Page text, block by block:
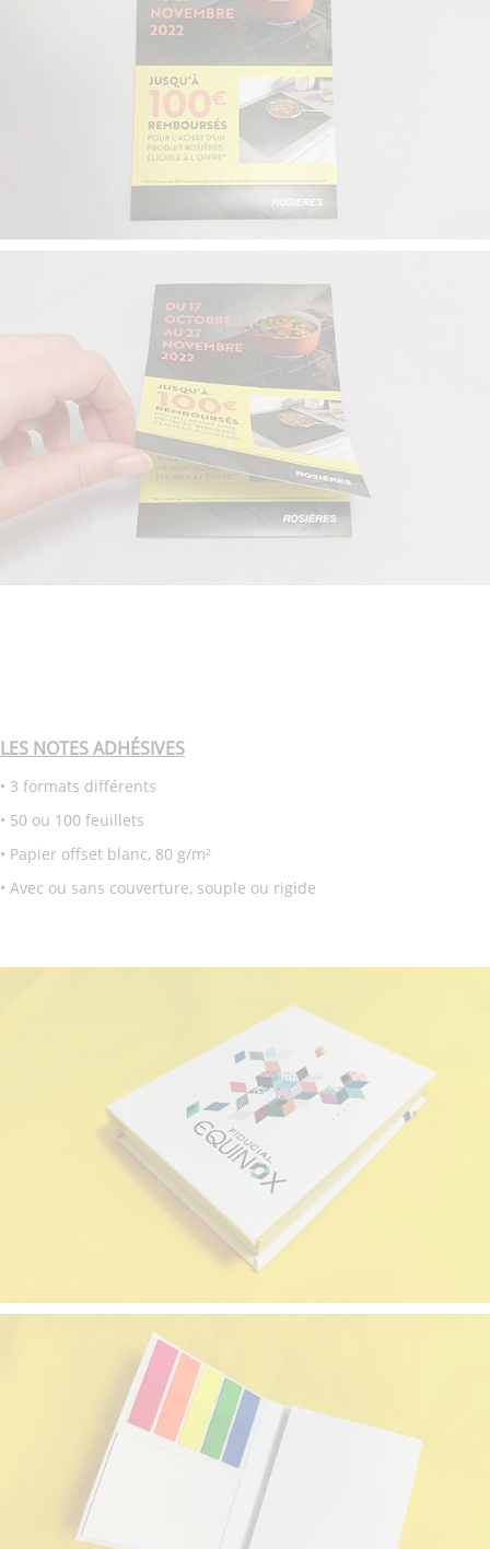
LES NOTES ADHÉSIVES
• 3 formats différents
• 50 ou 100 feuillets
• Papier offset blanc, 80 g/m²
• Avec ou sans couverture, souple ou rigide